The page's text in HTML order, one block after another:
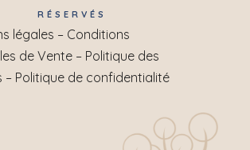
RÉSERVÉS
légales – Conditions
de Vente – Politique des
– Politique de confidentialité